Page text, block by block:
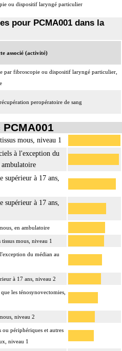
ou dispositif laryngé particulier
pour PCMA001 dans la
associé (activité)
par fibroscopie ou dispositif laryngé particulier,
peropératoire de sang
mous, niveau 1
à l'exception du
ambulatoire
supérieur à 17 ans,
supérieur à 17 ans,
en ambulatoire
mous, niveau 1
du médian au
à 17 ans, niveau 2
les ténosynovectomies,
niveau 2
ou périphériques et autres
niveau 1